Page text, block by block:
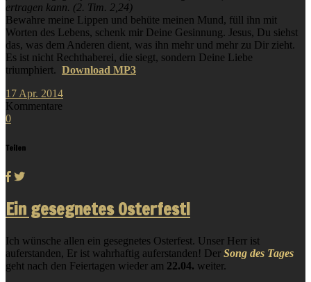
ertragen kann. (2. Tim. 2,24)
Bewahre meine Lippen und behüte meinen Mund, füll ihn mit
Worten des Lebens, schenk mir Deine Gesinnung. Jesus, Du siehst
das, was dem Anderen dient, was ihn mehr und mehr zu Dir zieht.
Es ist nicht Rechthaberei, die siegt, sondern Deine Liebe
triumphiert. Download MP3
17 Apr. 2014
Kommentare
0
Teilen
Ein gesegnetes Osterfest!
Ich wünsche allen ein gesegnetes Osterfest. Unser Herr ist
auferstanden, Er ist wahrhaftig auferstanden! Der Song des Tages
geht nach den Feiertagen wieder am 22.04. weiter.